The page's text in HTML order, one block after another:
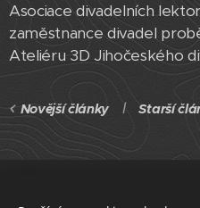
Asociace divadelních
zaměstnance divadel
Ateliéru 3D Jihočeského
Novější články Starší